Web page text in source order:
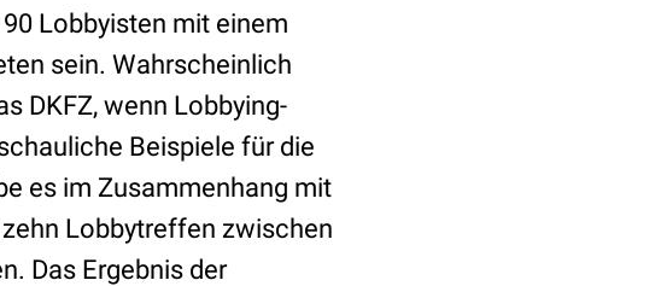
Lobbyisten mit einem
sein. Wahrscheinlich
DKFZ, wenn Lobbying-
Beispiele für die
es im Zusammenhang mit
Lobbytreffen zwischen
Das Ergebnis der